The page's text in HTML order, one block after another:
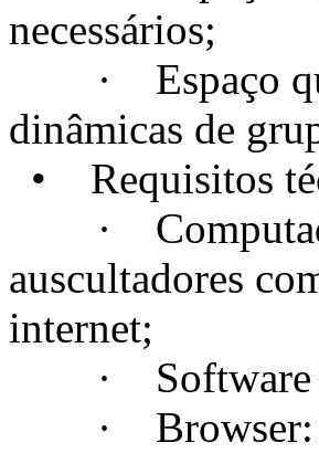
necessários;
· Espaço que
dinâmicas de
• Requisitos
·
auscultadores
internet;
· Software
· Browser: